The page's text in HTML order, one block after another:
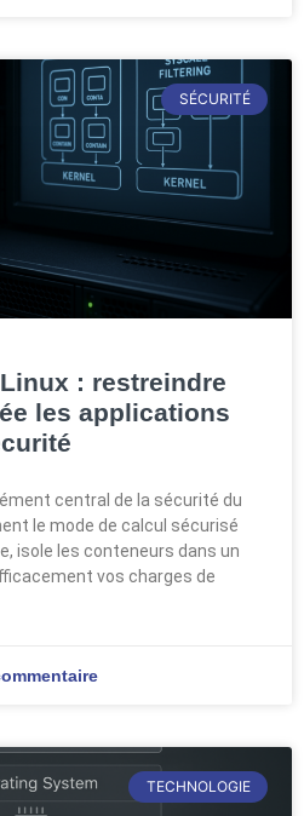
SÉCURITÉ
: restreindre
les applications
central de la sécurité du
le mode de calcul sécurisé
isole les conteneurs dans un
vos charges de
TECHNOLOGIE